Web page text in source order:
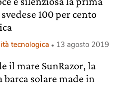
100 per cento
tecnologica 13 agosto 2019
il mare SunRazor, la
barca solare made in